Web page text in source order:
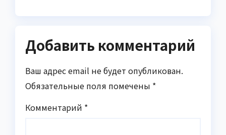
Добавить комментарий
Ваш адрес email не будет опубликован.
Обязательные поля помечены *
Комментарий *